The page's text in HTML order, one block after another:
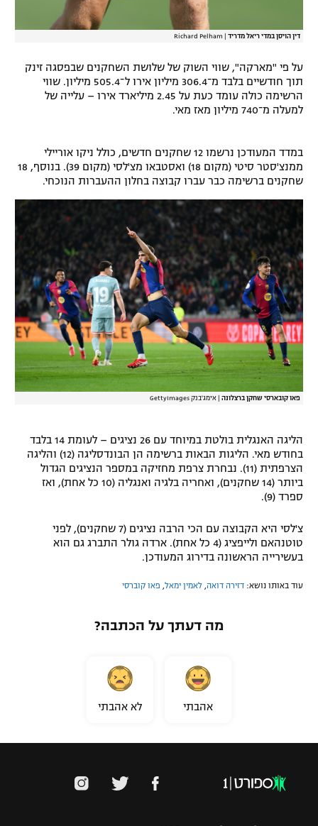
דין הויסן במדי ריאל מדריד Richard Pelham
על פי "מארקה", שווי השוק של שלושת השחקנים שבפסגה זינק
תוך חודשיים בלבד מ־306.4 מיליון אירו ל־505.4 מיליון. שווי
הרשימה כולה עומד כעת על 2.45 מיליארד אירו – עלייה של
למעלה מ־740 מיליון מאז מאי.
במדד המעודכן נרשמו 12 שחקנים חדשים, כולל ניקו אוריילי
ממנצ'סטר סיטי (מקום 18) ואסטבאו מצ'לסי (מקום 39). בנוסף, 18
שחקנים ברשימה כבר עברו קבוצה בחלון ההעברות הנוכחי.
פאו קובארסי שחקן ברצלונה אימג'בנק GettyImages
הליגה האנגלית בולטת במיוחד עם 26 נציגים – לעומת 14 בלבד
בחודש מאי. הליגות הבאות ברשימה הן הבונדסליגה (12) והליגה
הצרפתית (11). נבחרת צרפת מחזיקה במספר הנציגים הגדול
ביותר (14 שחקנים), ואחריה בלגיה ואנגליה (10 כל אחת), ואז
ספרד (9).
צ'לסי היא הקבוצה עם הכי הרבה נציגים (7 שחקנים), לפני
טוטנהאם ולייפציג (4 כל אחת). ארדה גולר התברג גם הוא
בעשירייה הראשונה בדירוג המעודכן.
עוד באותו נושא: דזירה דואה לאמין ימאל פאו קוברסי
מה דעתך על הכתבה?
אהבתי לא אהבתי